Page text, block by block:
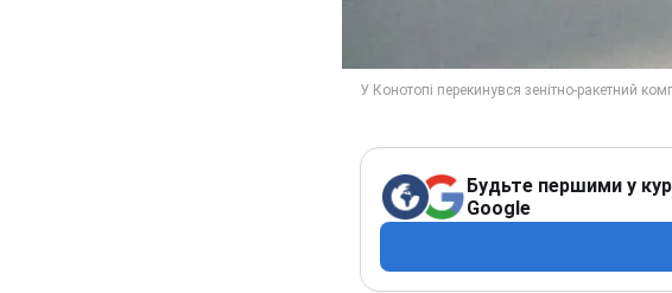
Будьте першими у
Google